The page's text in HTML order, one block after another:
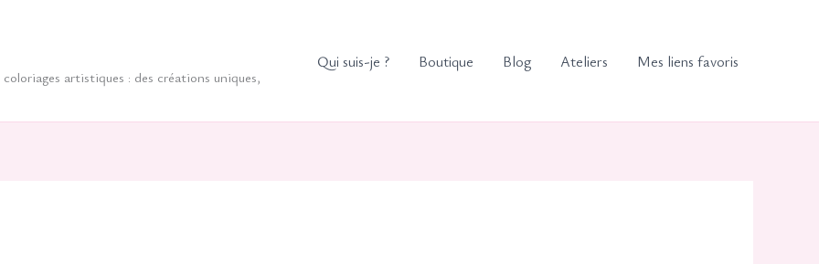
artistiques : des créations uniques,
Qui suis-je ? Boutique Blog Ateliers Mes liens favoris